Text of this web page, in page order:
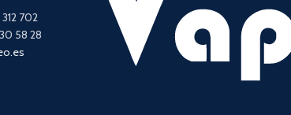
702
58 28